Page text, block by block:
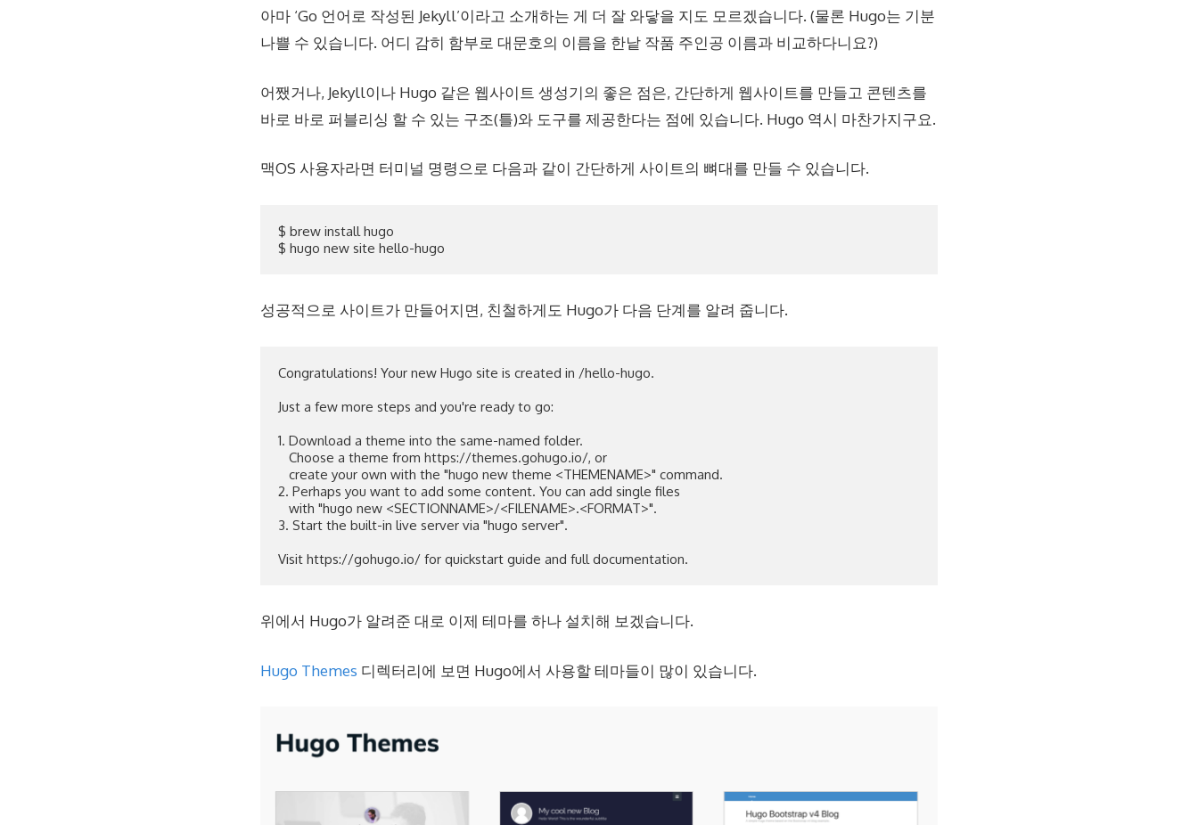
아마 ‘Go 언어로 작성된 Jekyll’이라고 소개하는 게 더 잘 와닿을 지도 모르겠습니다. (물론 Hugo는 기분
나쁠 수 있습니다. 어디 감히 함부로 대문호의 이름을 한낱 작품 주인공 이름과 비교하다니요?)
어쨌거나, Jekyll이나 Hugo 같은 웹사이트 생성기의 좋은 점은, 간단하게 웹사이트를 만들고 콘텐츠를
바로 바로 퍼블리싱 할 수 있는 구조(틀)와 도구를 제공한다는 점에 있습니다. Hugo 역시 마찬가지구요.
맥OS 사용자라면 터미널 명령으로 다음과 같이 간단하게 사이트의 뼈대를 만들 수 있습니다.
$ brew install hugo
성공적으로 사이트가 만들어지면, 친철하게도 Hugo가 다음 단계를 알려 줍니다.
Congratulations! Your new Hugo site is created in /hello-hugo.
Just a few more steps and you're ready to go:
1. Download a theme into the same-named folder.
2. Perhaps you want to add some content. You can add single files
3. Start the built-in live server via "hugo server".
위에서 Hugo가 알려준 대로 이제 테마를 하나 설치해 보겠습니다.
Hugo Themes 디렉터리에 보면 Hugo에서 사용할 테마들이 많이 있습니다.